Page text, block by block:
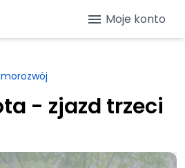
menu Moje konto
- zjazd trzeci